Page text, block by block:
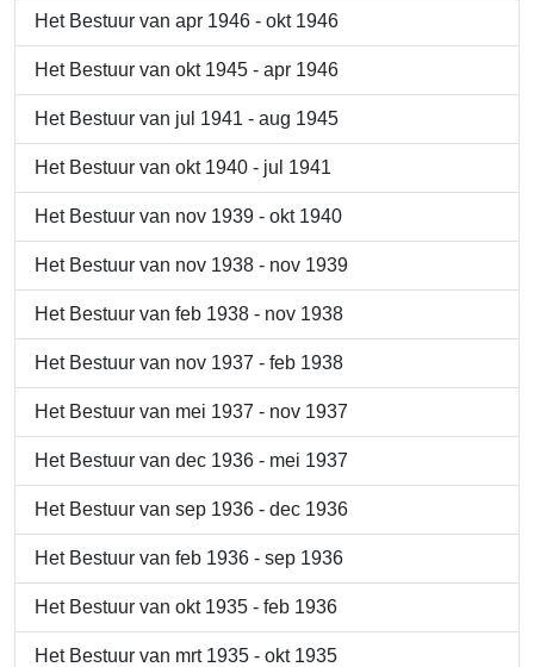
Het Bestuur van apr 1946 - okt 1946
Het Bestuur van okt 1945 - apr 1946
Het Bestuur van jul 1941 - aug 1945
Het Bestuur van okt 1940 - jul 1941
Het Bestuur van nov 1939 - okt 1940
Het Bestuur van nov 1938 - nov 1939
Het Bestuur van feb 1938 - nov 1938
Het Bestuur van nov 1937 - feb 1938
Het Bestuur van mei 1937 - nov 1937
Het Bestuur van dec 1936 - mei 1937
Het Bestuur van sep 1936 - dec 1936
Het Bestuur van feb 1936 - sep 1936
Het Bestuur van okt 1935 - feb 1936
Het Bestuur van mrt 1935 - okt 1935